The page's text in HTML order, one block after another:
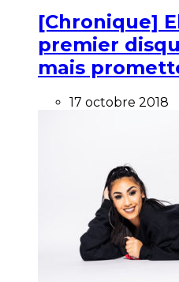
[Chronique]
premier
mais
17 octobre 2018